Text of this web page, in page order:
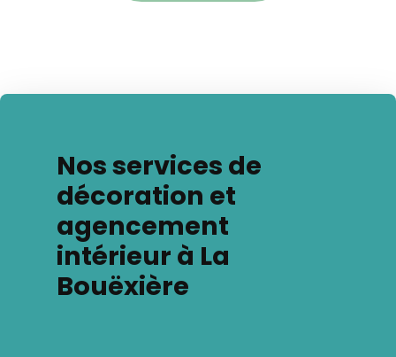
Nos services de
décoration et
agencement
intérieur à La
Bouëxière